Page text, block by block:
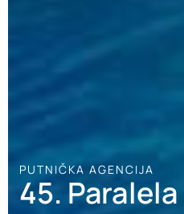
PUTNIČKA AGENCIJA
45. Paralela